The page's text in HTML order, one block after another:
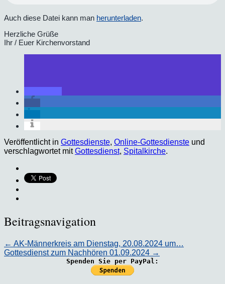
Auch diese Datei kann man herunterladen.
Herzliche Grüße
Ihr / Euer Kirchenvorstand
Veröffentlicht in Gottesdienste, Online-Gottesdienste und
verschlagwortet mitGottesdienst, Spitalkirche.
Beitragsnavigation
← AK-Männerkreis am Dienstag, 20.08.2024 um…
Gottesdienst zum Nachhören 01.09.2024 →
Spenden Sie per PayPal: